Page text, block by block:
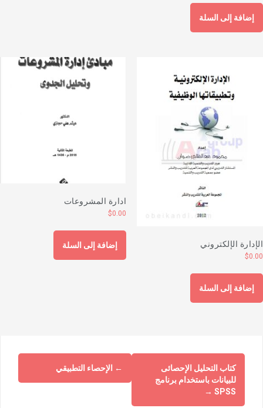
إضافة إلى السلة
الإلكتروني
$
إضافة إلى السلة
ادارة المشروعات
$0.00
إضافة إلى السلة
← الإحصاء التطبيقي
كتاب التحليل الإحصائى
للبيانات باستخدام برنامج
SPSS
→